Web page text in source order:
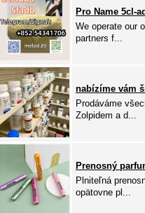
Pro Name 5cl-
We operate our
partners f...
nabízíme vám
Prodáváme
Zolpidem a d...
Prenosný
Plniteľná
opätovne pl...